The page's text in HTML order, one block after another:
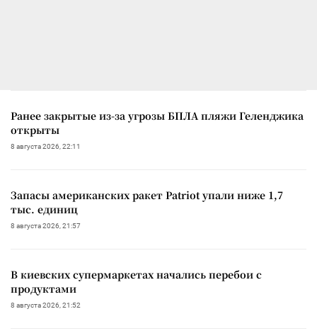
Ранее закрытые из-за угрозы БПЛА пляжи Геленджика
открыты
8 августа 2026, 22:11
Запасы американских ракет Patriot упали ниже 1,7
тыс. единиц
8 августа 2026, 21:57
В киевских супермаркетах начались перебои с
продуктами
8 августа 2026, 21:52